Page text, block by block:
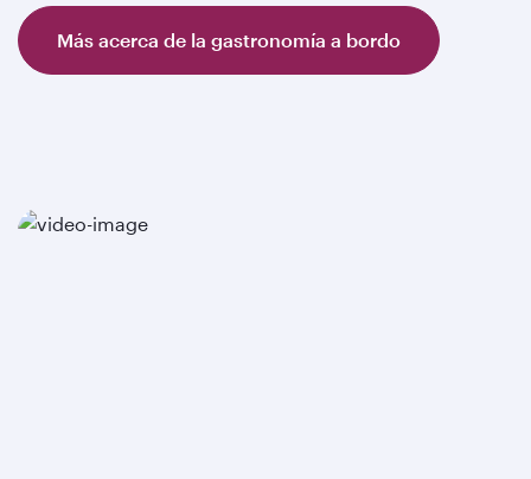
Más acerca de la gastronomía a bordo